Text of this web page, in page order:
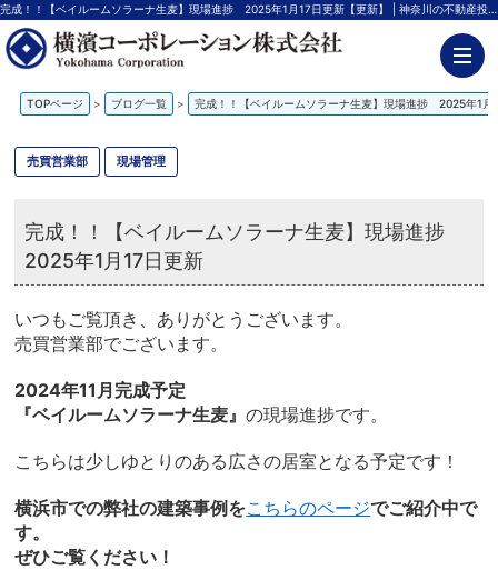
完成！！【ベイルームソラーナ生麦】現場進捗 2025年1月17日更新【更新】 | 神奈川の不動産投資、新築アパート経営は横濱コーポレーション
TOPページ > ブログ一覧 > 完成！！【ベイルームソラーナ生麦】現場進捗 2025年1月
売買営業部 現場管理
完成！！【ベイルームソラーナ生麦】現場進捗
2025年1月17日更新
いつもご覧頂き、ありがとうございます。
売買営業部でございます。
2024年11月完成予定
『ベイルームソラーナ生麦』の現場進捗です。
こちらは少しゆとりのある広さの居室となる予定です！
横浜市での弊社の建築事例をこちらのページでご紹介中で
す。
ぜひご覧ください！